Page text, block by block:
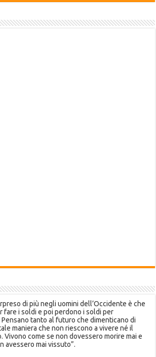
di più negli uomini dell’Occidente è che
fare i soldi e poi perdono i soldi per
tanto al futuro che dimenticano di
maniera che non riescono a vivere né il
Vivono come se non dovessero morire mai e
avessero mai vissuto”.